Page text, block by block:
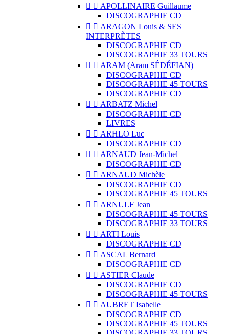
  APOLLINAIRE Guillaume
DISCOGRAPHIE CD
  ARAGON Louis & SES
INTERPRÈTES
DISCOGRAPHIE CD
DISCOGRAPHIE 33 TOURS
  ARAM (Aram SÉDÉFIAN)
DISCOGRAPHIE CD
DISCOGRAPHIE 45 TOURS
DISCOGRAPHIE CD
  ARBATZ Michel
DISCOGRAPHIE CD
LIVRES
  ARHLO Luc
DISCOGRAPHIE CD
  ARNAUD Jean-Michel
DISCOGRAPHIE CD
  ARNAUD Michèle
DISCOGRAPHIE CD
DISCOGRAPHIE 45 TOURS
  ARNULF Jean
DISCOGRAPHIE 45 TOURS
DISCOGRAPHIE 33 TOURS
  ARTI Louis
DISCOGRAPHIE CD
  ASCAL Bernard
DISCOGRAPHIE CD
  ASTIER Claude
DISCOGRAPHIE CD
DISCOGRAPHIE 45 TOURS
  AUBRET Isabelle
DISCOGRAPHIE CD
DISCOGRAPHIE 45 TOURS